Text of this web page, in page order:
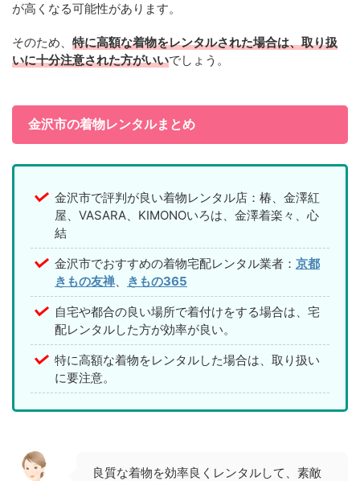
が高くなる可能性があります。
そのため、 特に高額な着物をレンタルされた場合は、取り扱
いに十分注意された方がいいでしょう。
金沢市の着物レンタルまとめ
金沢市で評判が良い着物レンタル店：椿、金澤紅
屋、VASARA、KIMONOいろは、金澤着楽々、心
結
金沢市でおすすめの着物宅配レンタル業者： 京都
きもの友禅
きもの365
自宅や都合の良い場所で着付けをする場合は、宅
配レンタルした方が効率が良い。
特に高額な着物をレンタルした場合は、取り扱い
に要注意。
良質な着物を効率良くレンタルして、素敵